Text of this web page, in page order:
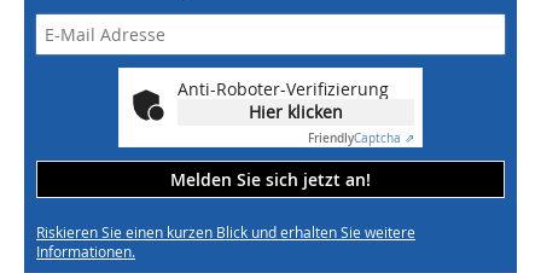
Anti-Roboter-Verifizierung
Hier klicken
FriendlyCaptcha ⇗
Melden Sie sich jetzt an!
Riskieren Sie einen kurzen Blick und erhalten Sie weitere
Informationen.